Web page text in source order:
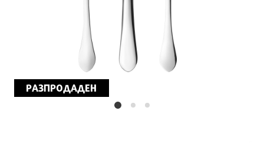
РАЗПРОДАДЕН